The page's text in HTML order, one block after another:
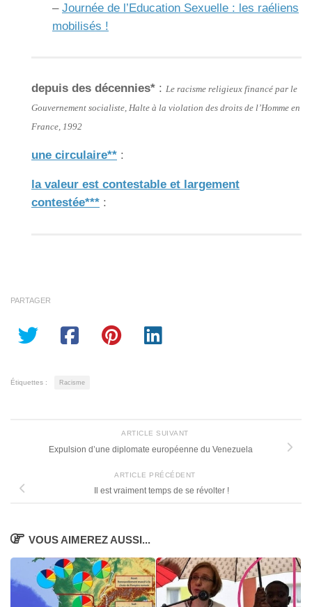
– Journée de l’Education Sexuelle : les raéliens
mobilisés !
depuis des décennies* : Le racisme religieux financé par le
Gouvernement socialiste, Halte à la violation des droits de l’Homme en
France, 1992
une circulaire** :
la valeur est contestable et largement
contestée*** :
PARTAGER
Étiquettes : Racisme
ARTICLE SUIVANT
Expulsion d’une diplomate européenne du Venezuela
ARTICLE PRÉCÉDENT
Il est vraiment temps de se révolter !
VOUS AIMEREZ AUSSI...